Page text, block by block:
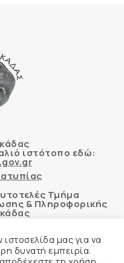
ιστότοπο εδώ:
Τμήμα
& Πληροφορικής
μας για να
δυνατή εμπειρία.